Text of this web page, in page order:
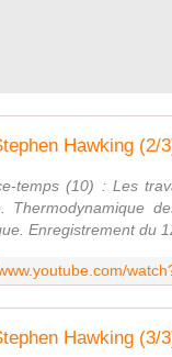
temps (10) : Les
Thermodynamique
Enregistrement du